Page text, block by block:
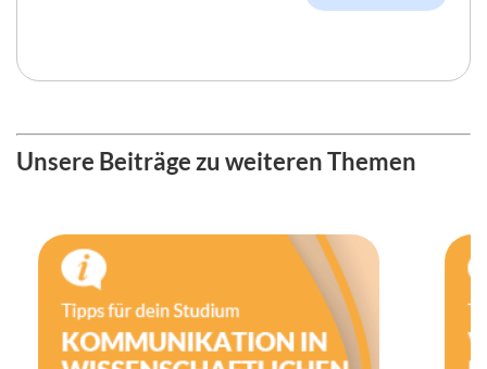
Unsere Beiträge zu weiteren Themen